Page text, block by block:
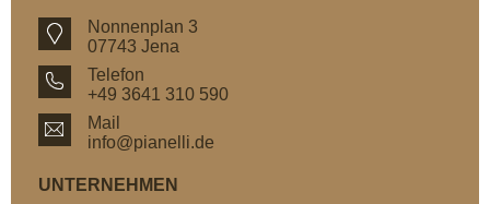
Nonnenplan 3
07743 Jena
Telefon
+49 3641 310 590
Mail
info@pianelli.de
UNTERNEHMEN